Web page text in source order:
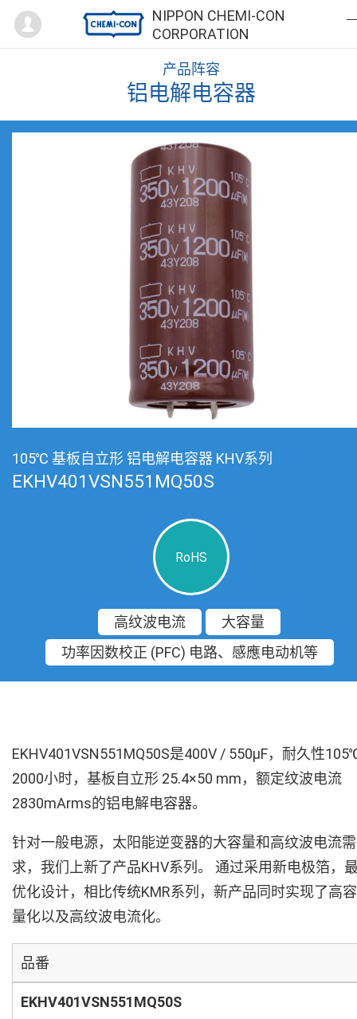
NIPPON CHEMI-CON
CORPORATION
Mypage
产品阵容
铝电解电容器
105℃ 基板自立形 铝电解电容器 KHV系列
EKHV401VSN551MQ50S
RoHS
高纹波电流
大容量
功率因数校正 (PFC) 电路、感應电动机等
EKHV401VSN551MQ50S是400V / 550µF，耐久性
2000小时，基板自立形 25.4×50 mm，额定纹波电流
2830mArms的铝电解电容器。
针对一般电源，太阳能逆变器的大容量和高纹波电流需
求，我们上新了产品KHV系列。 通过采用新电极箔，
优化设计，相比传统KMR系列，新产品同时实现了高容
量化以及高纹波电流化。
品番
EKHV401VSN551MQ50S